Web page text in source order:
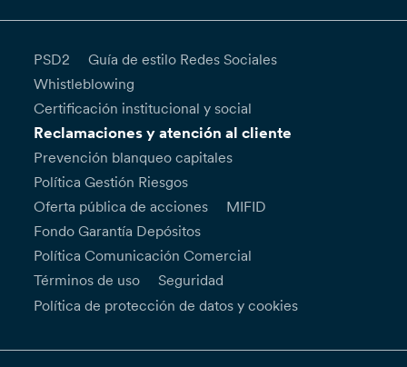
PSD2
Guía de estilo Redes Sociales
Whistleblowing
Certificación institucional y social
Reclamaciones y atención al cliente
Prevención blanqueo capitales
Política Gestión Riesgos
Oferta pública de acciones
MIFID
Fondo Garantía Depósitos
Política Comunicación Comercial
Términos de uso
Seguridad
Política de protección de datos y cookies